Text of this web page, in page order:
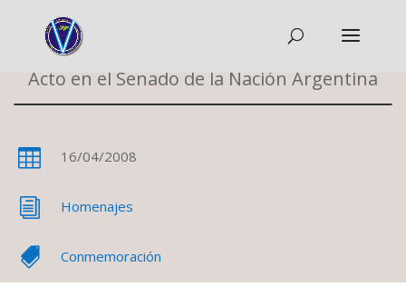
Acto en el Senado de la Nación Argentina
 16/04/2008
i Homenajes
 Conmemoración